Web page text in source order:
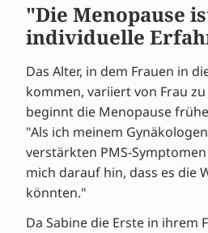
"Die Menopause
individuelle
Das Alter, in dem Frauen in
kommen, variiert von Frau
beginnt die Menopause
"Als ich meinem
verstärkten PMS-
mich darauf hin, dass es die
könnten."
Da Sabine die Erste in ihrem